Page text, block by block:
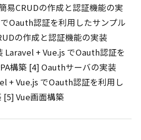
易CRUDの作成と認証機能の実
Oauth認証を利用したサンプル
の作成と認証機能の実装
Laravel + Vue.js でOauth認証を
構築 [4] Oauthサーバの実装
+ Vue.js でOauth認証を利用し
[5] Vue画面構築